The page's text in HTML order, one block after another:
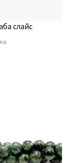
слайс